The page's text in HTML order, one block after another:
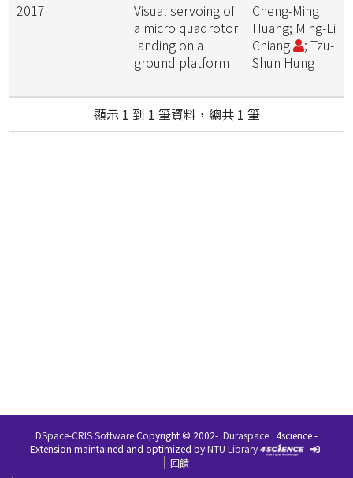
2017
Visual servoing of
a micro quadrotor
landing on a
ground platform
Cheng-Ming
Huang; Ming-Li
Chiang
; Tzu-
Shun Hung
顯示 1 到 1 筆資料，總共 1 筆
DSpace-CRIS SoftwareCopyright © 2002- Duraspace 4science -
Extension maintained and optimized byNTU Library
回饋